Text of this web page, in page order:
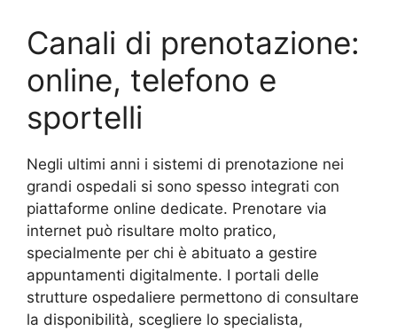
Canali di prenotazione:
online, telefono e
sportelli
Negli ultimi anni i sistemi di prenotazione nei
grandi ospedali si sono spesso integrati con
piattaforme online dedicate. Prenotare via
internet può risultare molto pratico,
specialmente per chi è abituato a gestire
appuntamenti digitalmente. I portali delle
strutture ospedaliere permettono di consultare
la disponibilità, scegliere lo specialista,